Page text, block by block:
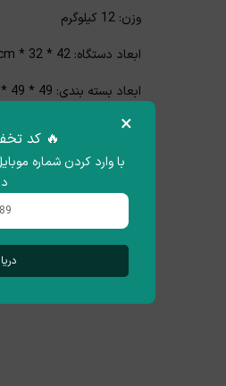
وزن: 12 کیلوگرم
ابعاد دستگاه: 42 * 32 * 17cmcm
ابعاد بسته بندی: 49 * 49 * 32 سانتی متر
× 🔥 کد
با وارد کردن شماره